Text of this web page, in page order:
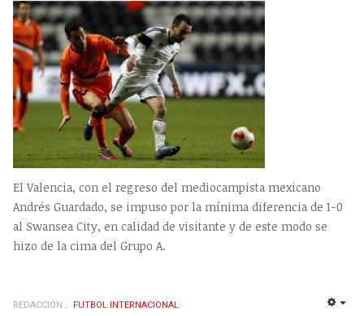
El Valencia, con el regreso del mediocampista mexicano
Andrés Guardado, se impuso por la mínima diferencia de 1-0
al Swansea City, en calidad de visitante y de este modo se
hizo de la cima del Grupo A.
REDACCIÓN
FUTBOL INTERNACIONAL